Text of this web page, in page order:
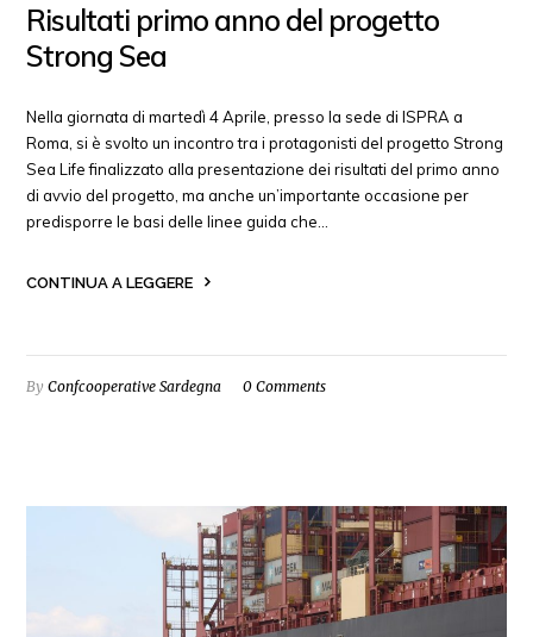
Risultati primo anno del progetto
Strong Sea
Nella giornata di martedì 4 Aprile, presso la sede di ISPRA a
Roma, si è svolto un incontro tra i protagonisti del progetto Strong
Sea Life finalizzato alla presentazione dei risultati del primo anno
di avvio del progetto, ma anche un’importante occasione per
predisporre le basi delle linee guida che…
CONTINUA A LEGGERE
ByConfcooperative Sardegna 0 Comments